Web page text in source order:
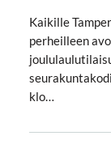
Kaikille
perheilleen
klo…